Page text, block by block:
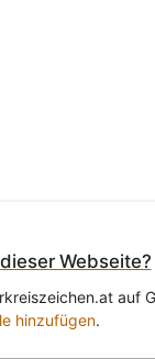
Webseite?
auf
hinzufügen.